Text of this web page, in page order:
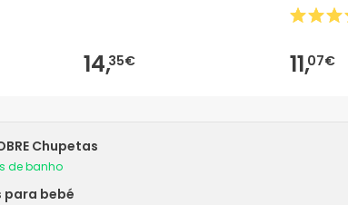
14,35€ 11,07€
Chupetas
de banho
para bebé